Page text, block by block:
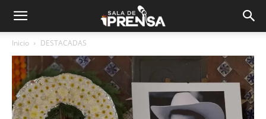
Inicio DESTACADAS